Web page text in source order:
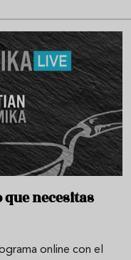
necesitas
online con el